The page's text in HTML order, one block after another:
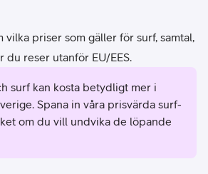
vilka priser som gäller för surf, samtal,
du reser utanför EU/EES.
surf kan kosta betydligt mer i
Spana in våra prisvärda surf-
om du vill undvika de löpande